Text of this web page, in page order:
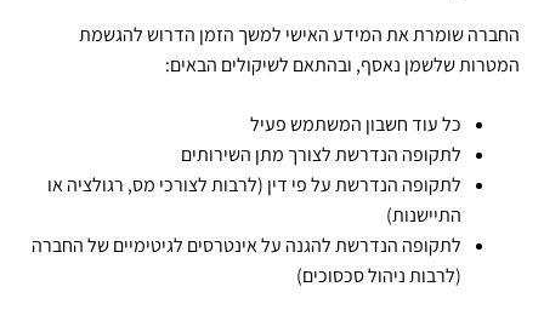
החברה שומרת את המידע האישי למשך הזמן הדרוש להגשמת
המטרות שלשמן נאסף, ובהתאם לשיקולים הבאים:
כל עוד חשבון המשתמש פעיל
לתקופה הנדרשת לצורך מתן השירותים
לתקופה הנדרשת על פי דין (לרבות לצורכי מס, רגולציה או
התיישנות)
לתקופה הנדרשת להגנה על אינטרסים לגיטימיים של החברה
(לרבות ניהול סכסוכים)